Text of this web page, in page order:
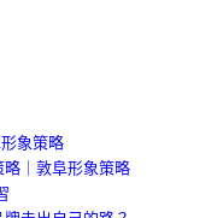
象策略
｜敦阜形象策略